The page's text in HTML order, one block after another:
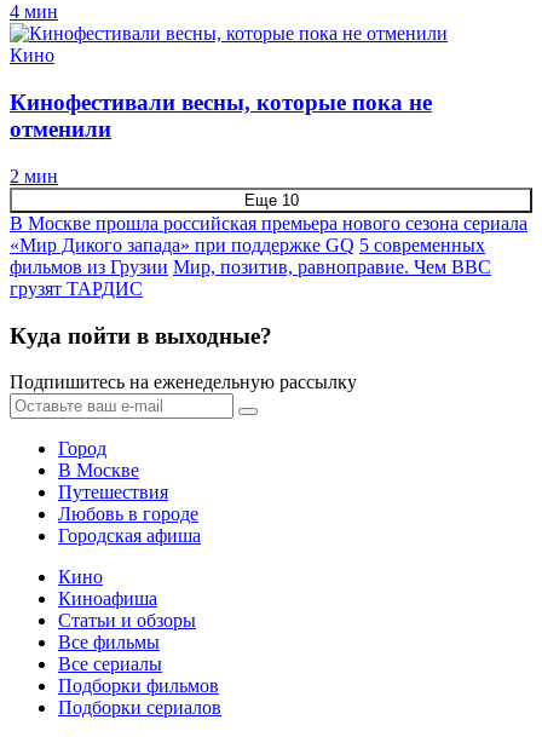
4 мин
Кино
Кинофестивали весны, которые пока не
отменили
2 мин
Еще 10
В Москве прошла российская премьера нового сезона сериала
«Мир Дикого запада» при поддержке GQ 5 современных
фильмов из Грузии Мир, позитив, равноправие. Чем ВВС
грузят ТАРДИС
Куда пойти в выходные?
Подпишитесь на еженедельную рассылку
Город
В Москве
Путешествия
Любовь в городе
Городская афиша
Кино
Киноафиша
Статьи и обзоры
Все фильмы
Все сериалы
Подборки фильмов
Подборки сериалов